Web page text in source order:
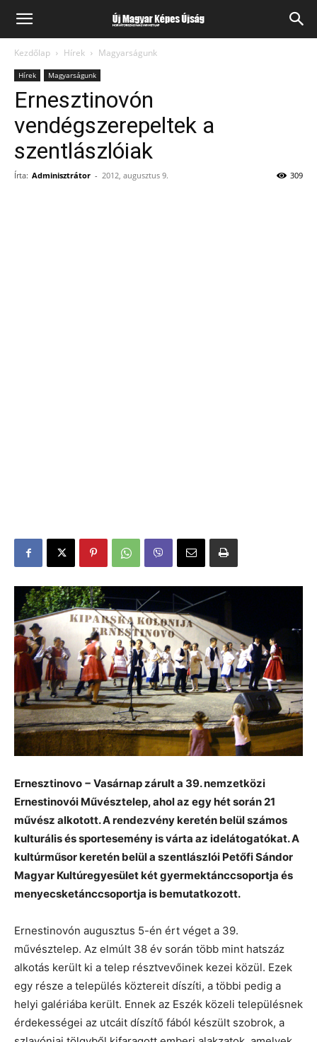
Kezdőlap Hírek Magyarságunk
Hírek Magyarságunk
Ernesztinovón
vendégszerepeltek a
szentlászlóiak
Írta: Adminisztrátor - 2012, augusztus 9. 309
Ernesztinovo − Vasárnap zárult a 39. nemzetközi
Ernestinovói Művésztelep, ahol az egy hét során 21
művész alkotott. A rendezvény keretén belül számos
kulturális és sportesemény is várta az idelátogatókat. A
kultúrműsor keretén belül a szentlászlói Petőfi Sándor
Magyar Kultúregyesület két gyermektánccsoportja és
menyecsketánccsoportja is bemutatkozott.
Ernestinovón augusztus 5-én ért véget a 39.
művésztelep. Az elmúlt 38 év során több mint hatszáz
alkotás került ki a telep résztvevőinek kezei közül. Ezek
egy része a település köztereit díszíti, a többi pedig a
helyi galériába került. Ennek az Eszék közeli településnek
érdekességei az utcáit díszítő fából készült szobrok, a